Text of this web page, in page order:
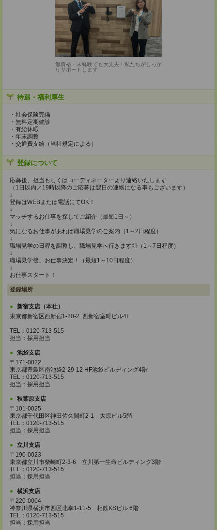
無資格・未経験でも大丈夫！私たちがしっか
りサポートします
待遇・福利厚生
・社会保険完備
・無料定期健診
・有給休暇
・年末調整
・交通費支給（当社規定による）
登録について
応募後、担当もしくはコーディネーターより連絡いたします
（1日以内／19時以降のご応募は翌日の連絡になる事もございます）
↓
登録はWEBまたは電話にてOK！
↓
マッチするお仕事を探してご紹介（最短1日～）
↓
気になるお仕事があれば職場見学のご案内（1～2日程度）
↓
職場見学の日程を調整し、職場見学へ行きます◎（1～7日程度）
↓
職場見学後、お仕事決定！（最短1～10日程度）
↓
お仕事スタート！
登録場所
新宿支店（本社）
東京都新宿区西新宿1-20-2 西新宿室町ビル4F
TEL：0120-713-515
担当：採用担当
池袋支店
〒171-0022
東京都豊島区南池袋2-29-12 HF池袋ビルディング4階
TEL：0120-713-515
担当：採用担当
秋葉原支店
〒101-0025
東京都千代田区神田佐久間町2-1 大原ビル5階
TEL：0120-713-515
担当：採用担当
立川支店
〒190-0023
東京都立川市柴崎町2-3-6 立川第一生命ビルディング3階
TEL：0120-713-515
担当：採用担当
横浜支店
〒220-0004
神奈川県横浜市西区北幸1-11-5 相鉄KSビル 6階
TEL：0120-713-515
担当：採用担当